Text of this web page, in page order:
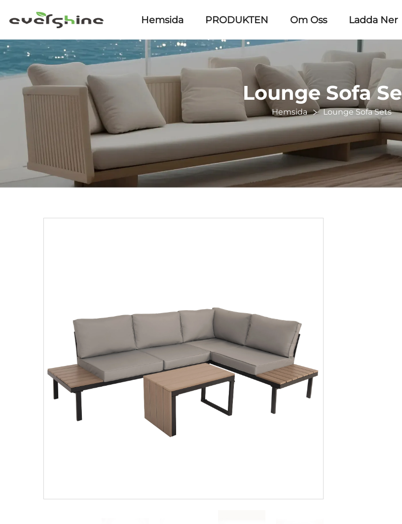
Hemsida PRODUKTEN Om Oss Ladda Ner
Lounge Sofa
Hemsida Lounge Sofa Sets